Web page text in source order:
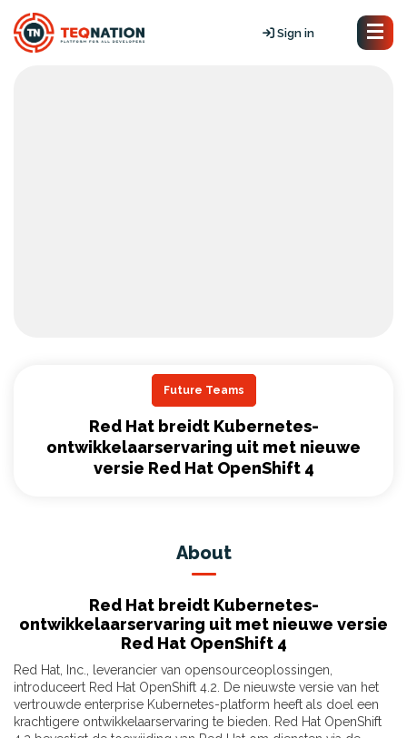
Sign in
Future Teams
Red Hat breidt Kubernetes-
ontwikkelaarservaring uit met nieuwe
versie Red Hat OpenShift 4
About
Red Hat breidt Kubernetes-
ontwikkelaarservaring uit met nieuwe versie
Red Hat OpenShift 4
Red Hat, Inc., leverancier van opensourceoplossingen,
introduceert Red Hat OpenShift 4.2. De nieuwste versie van het
vertrouwde enterprise Kubernetes-platform heeft als doel een
krachtigere ontwikkelaarservaring te bieden. Red Hat OpenShift